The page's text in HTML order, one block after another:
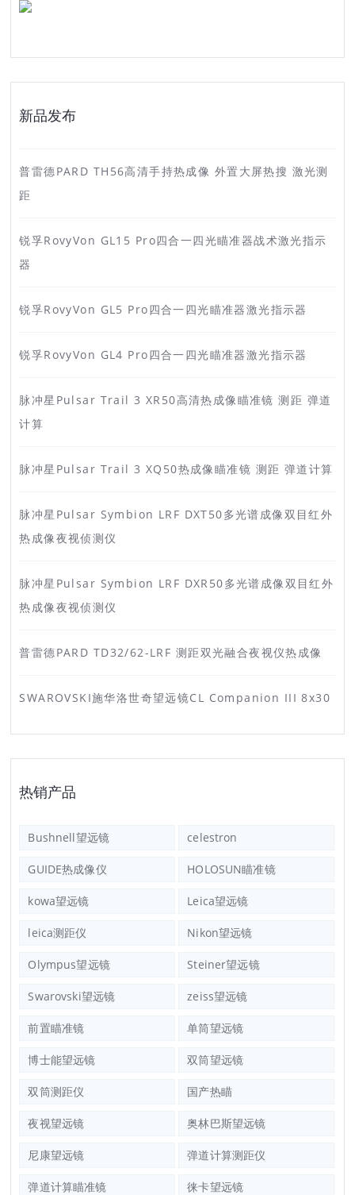
新品发布
普雷德PARD TH56高清手持热成像 外置大屏热搜 激光测
距
锐孚RovyVon GL15 Pro四合一四光瞄准器战术激光指示
器
锐孚RovyVon GL5 Pro四合一四光瞄准器激光指示器
锐孚RovyVon GL4 Pro四合一四光瞄准器激光指示器
脉冲星Pulsar Trail 3 XR50高清热成像瞄准镜 测距 弹道
计算
脉冲星Pulsar Trail 3 XQ50热成像瞄准镜 测距 弹道计算
脉冲星Pulsar Symbion LRF DXT50多光谱成像双目红外
热成像夜视侦测仪
脉冲星Pulsar Symbion LRF DXR50多光谱成像双目红外
热成像夜视侦测仪
普雷德PARD TD32/62-LRF 测距双光融合夜视仪热成像
SWAROVSKI施华洛世奇望远镜CL Companion III 8x30
热销产品
Bushnell望远镜 celestron
GUIDE热成像仪 HOLOSUN瞄准镜
kowa望远镜 Leica望远镜
leica测距仪 Nikon望远镜
Olympus望远镜 Steiner望远镜
Swarovski望远镜 zeiss望远镜
前置瞄准镜 单筒望远镜
博士能望远镜 双筒望远镜
双筒测距仪 国产热瞄
夜视望远镜 奥林巴斯望远镜
尼康望远镜 弹道计算测距仪
弹道计算瞄准镜 徕卡望远镜